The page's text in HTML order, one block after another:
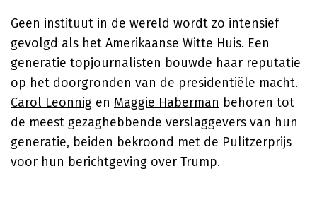
Geen instituut in de wereld wordt zo intensief
gevolgd als het Amerikaanse Witte Huis. Een
generatie topjournalisten bouwde haar reputatie
op het doorgronden van de presidentiële macht.
Carol Leonnig en Maggie Haberman behoren tot
de meest gezaghebbende verslaggevers van hun
generatie, beiden bekroond met de Pulitzerprijs
voor hun berichtgeving over Trump.